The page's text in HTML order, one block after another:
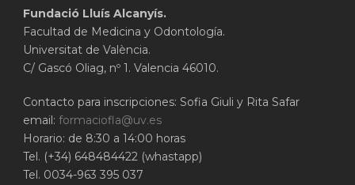
Fundació Lluís Alcanyís.
Facultad de Medicina y Odontología.
Universitat de València.
C/ Gascó Oliag, nº 1. Valencia 46010.
Contacto para inscripciones: Sofia Giuli y Rita Safar
email: formaciofla@uv.es
Horario: de 8:30 a 14:00 horas
Tel. (+34) 648484422 (whastapp)
Tel. 0034-963 395 037